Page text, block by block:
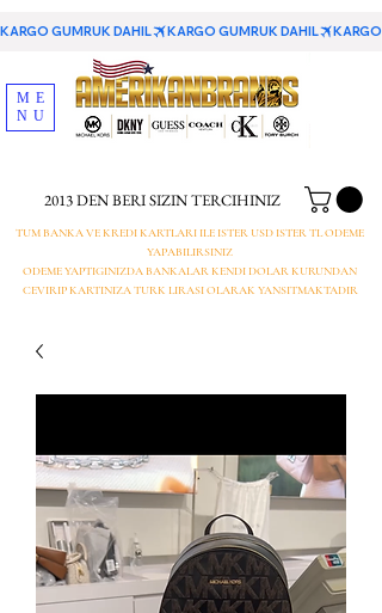
KARGO GUMRUK DAHIL
2013 DEN BERI SIZIN TERCIHINIZ
TUM BANKA VE KREDI KARTLARI ILE ISTER USD ISTER TL ODEME
YAPABILIRSINIZ
ODEME YAPTIGINIZDA BANKALAR KENDI DOLAR KURUNDAN
CEVIRIP KARTINIZA TURK LIRASI OLARAK YANSITMAKTADIR
ME
NU